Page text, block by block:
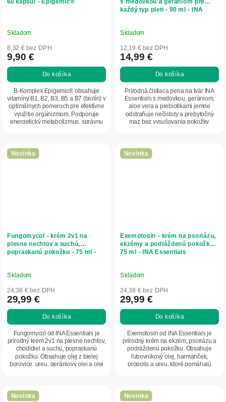
Skladom
8,32 € bez DPH
9,90 €
Do košíka
B-Komplex Epigemic® obsahuje
vitamíny B1, B2, B3, B5 a B7 (biotín) v
optimálnych pomeroch pre efektívne
využitie organizmom. Podporuje
energetický metabolizmus, správnu
každý typ pleti - 90 ml - INA
Skladom
12,19 € bez DPH
14,99 €
Do košíka
Prírodná čistiaca pena na tvár INA
Essentials s medovkou, gerániom,
aloe vera a prebiotikami jemne
odstraňuje nečistoty a prebytočný
maz bez vysušovania pokožky.
Novinka
Fungomycol - krém 2v1 na
plesne nechtov a suchú,
popraskanú pokožku - 75 ml -
Skladom
24,38 € bez DPH
29,99 €
Do košíka
Fungomycol od INA Essentials je
prírodný krém 2v1 na plesne nechtov,
chodidiel a suchú, popraskanú
pokožku. Obsahuje olej z bielej
borovice, ureu, gerániový olej a olej
Novinka
Exemotosin - krém na psoriázu,
ekzémy a podráždenú pokožku -
75 ml - INA Essentials
Skladom
24,38 € bez DPH
29,99 €
Do košíka
Exemotosin od INA Essentials je
prírodný krém na ekzém, psoriázu a
podráždenú pokožku. Obsahuje
ľubovníkový olej, harmanček,
propolis a ureu, ktoré pomáhajú
Novinka Novinka